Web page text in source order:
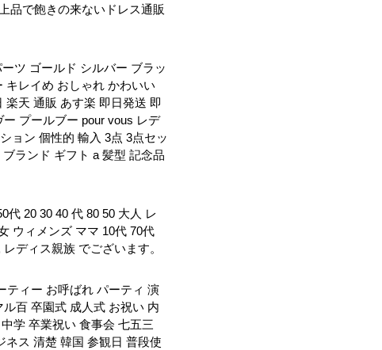
品で飽きの来ないドレス通販
ツ ゴールド シルバー ブラッ
キレイめ おしゃれ かわいい
天 通販 あす楽 即日発送 即
プールブー pour vous レデ
ョン 個性的 輸入 3点 3点セッ
ランド ギフト a 髪型 記念品
代 20 30 40 代 80 50 大人 レ
ウィメンズ ママ 10代 70代
ディス親族 でございます。
ティー お呼ばれ パーティ 演
百 卒園式 成人式 お祝い 内
学 卒業祝い 食事会 七五三
ネス 清楚 韓国 参観日 普段使